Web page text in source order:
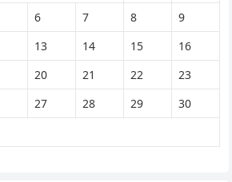
6 7 8
9
13 14 15
16
20 21 22
23
27 28 29
30